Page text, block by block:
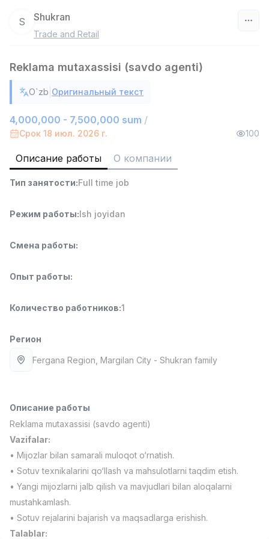
6,000,000 - 15,000,000 sum
/
ASIAN
Full time job
Работник склада
4,280,000 sum/
Full time job
Ish joyidan
Доставка
Full time job
Ish joyidan
Фармацевт
NAVBAHOR APTEKA
Договорная
Ish joyidan
Договорная
LION_ESTATE
Full time job
TOP
Преподаватель английского языка по
S Shukran
Trade and Retail
Reklama mutaxassisi (savdo agenti)
O`zb Оригинальный текст
4,000,000 - 7,500,000 sum /
Срок 18 июл. 2026 г. 100
Описание работы О компании
Тип занятости:Full time job
Режим работы:Ish joyidan
Смена работы:
Опыт работы:
Количество работников:1
Регион
Fergana Region , Margilan City - Shukran family
Описание работы
Reklama mutaxassisi (savdo agenti)
Vazifalar:
• Mijozlar bilan samarali muloqot o‘rnatish.
• Sotuv texnikalarini qo‘llash va mahsulotlarni taqdim etish.
• Yangi mijozlarni jalb qilish va mavjudlari bilan aloqalarni
mustahkamlash.
• Sotuv rejalarini bajarish va maqsadlarga erishish.
Talablar:
Вакансии Категории Компании